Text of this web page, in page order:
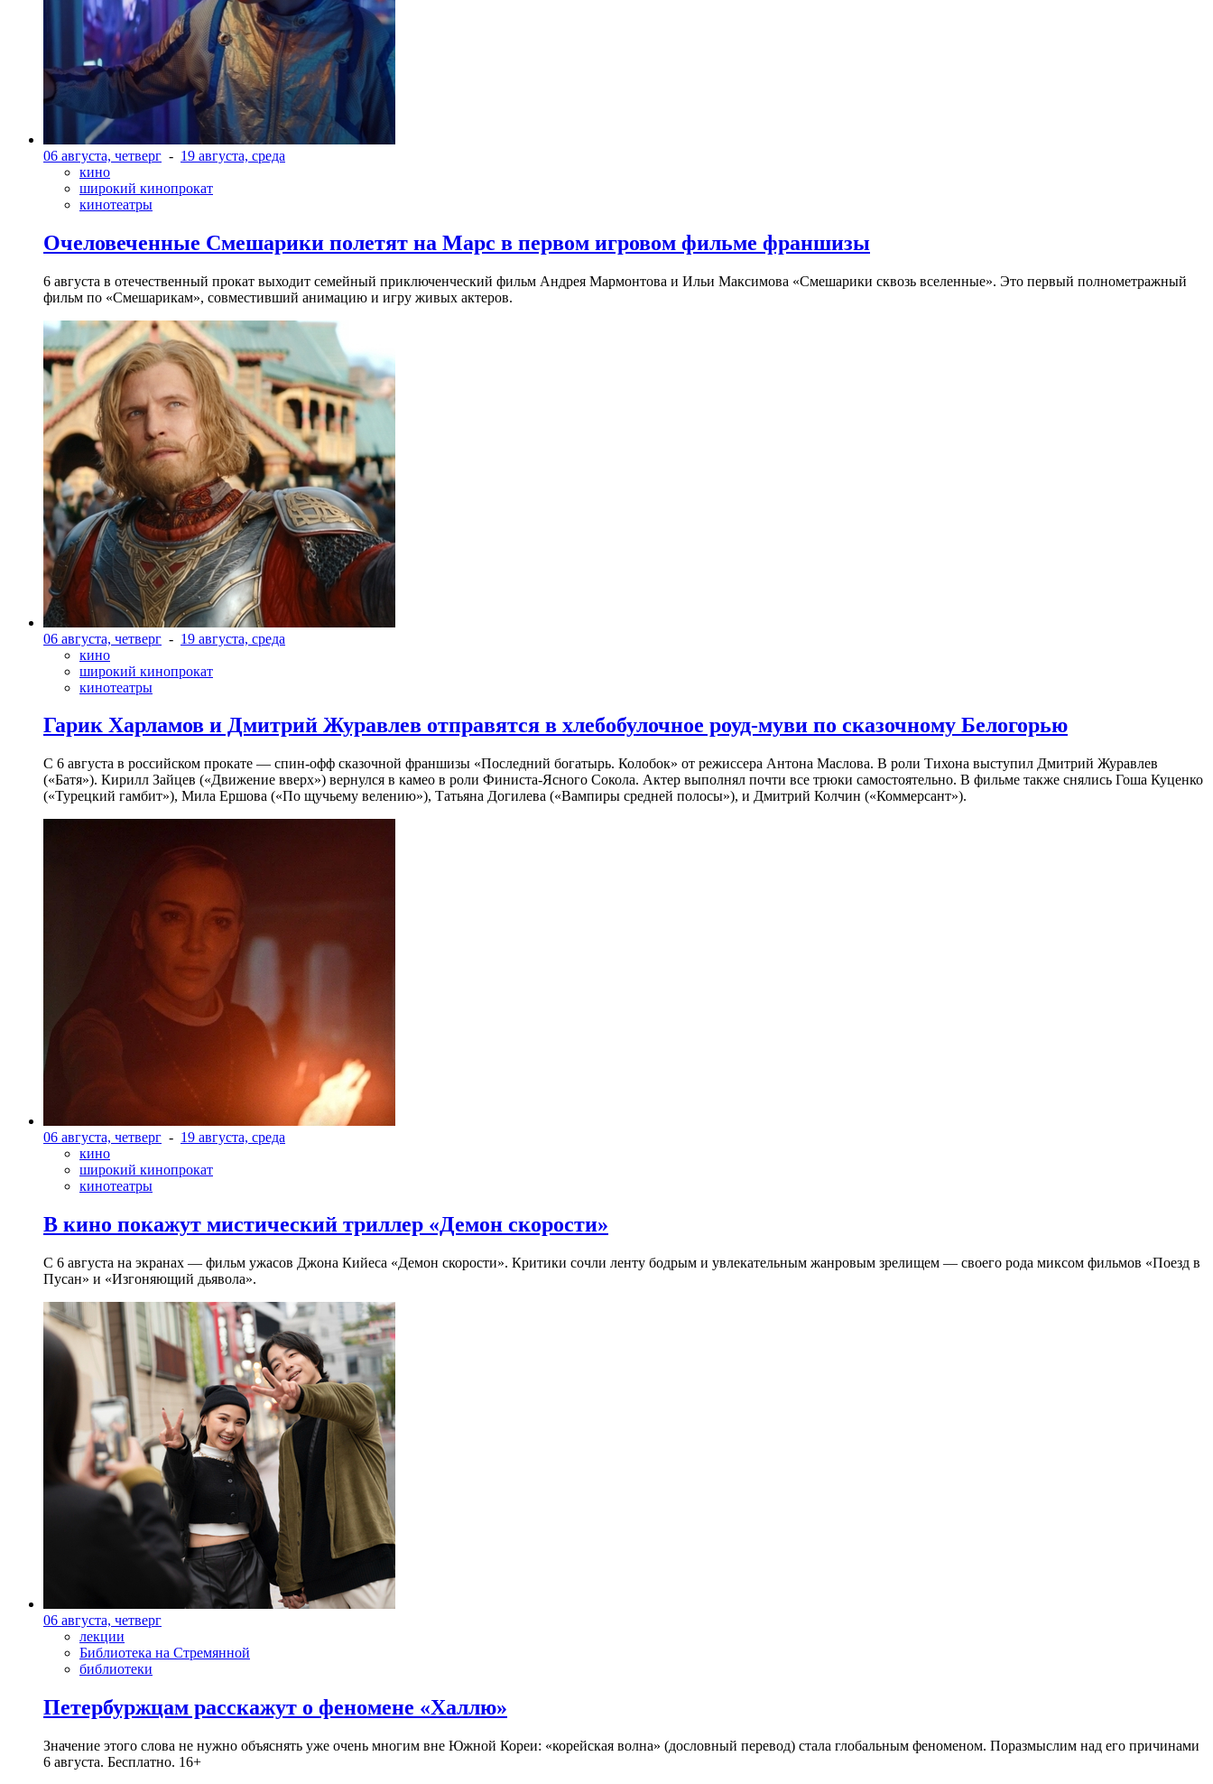
06 августа, четверг - 19 августа, среда
кино
широкий кинопрокат
кинотеатры
Очеловеченные Смешарики полетят на Марс в первом игровом фильме франшизы
6 августа в отечественный прокат выходит семейный приключенческий фильм Андрея Мармонтова и Ильи Максимова «Смешарики сквозь вселенные». Это первый полнометражный
фильм по «Смешарикам», совместивший анимацию и игру живых актеров.
06 августа, четверг - 19 августа, среда
кино
широкий кинопрокат
кинотеатры
Гарик Харламов и Дмитрий Журавлев отправятся в хлебобулочное роуд-муви по сказочному Белогорью
С 6 августа в российском прокате — спин-офф сказочной франшизы «Последний богатырь. Колобок» от режиссера Антона Маслова. В роли Тихона выступил Дмитрий Журавлев
(«Батя»). Кирилл Зайцев («Движение вверх») вернулся в камео в роли Финиста-Ясного Сокола. Актер выполнял почти все трюки самостоятельно. В фильме также снялись Гоша Куценко
(«Турецкий гамбит»), Мила Ершова («По щучьему велению»), Татьяна Догилева («Вампиры средней полосы»), и Дмитрий Колчин («Коммерсант»).
06 августа, четверг - 19 августа, среда
кино
широкий кинопрокат
кинотеатры
В кино покажут мистический триллер «Демон скорости»
С 6 августа на экранах — фильм ужасов Джона Кийеса «Демон скорости». Критики сочли ленту бодрым и увлекательным жанровым зрелищeм — своего рода миксом фильмов «Поезд в
Пусан» и «Изгоняющий дьявола».
06 августа, четверг
лекции
Библиотека на Стремянной
библиотеки
Петербуржцам расскажут о феномене «Халлю»
Значение этого слова не нужно объяснять уже очень многим вне Южной Кореи: «корейская волна» (дословный перевод) стала глобальным феноменом. Поразмыслим над его причинами
6 августа. Бесплатно. 16+